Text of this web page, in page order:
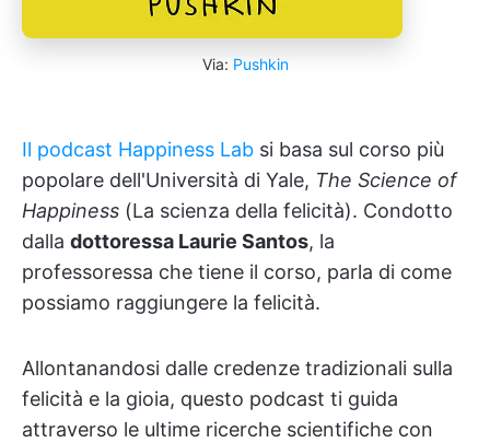
Via: Pushkin
Il podcast Happiness Lab si basa sul corso più
popolare dell'Università di Yale, The Science of
Happiness (La scienza della felicità). Condotto
dalla dottoressa Laurie Santos, la
professoressa che tiene il corso, parla di come
possiamo raggiungere la felicità.
Allontanandosi dalle credenze tradizionali sulla
felicità e la gioia, questo podcast ti guida
attraverso le ultime ricerche scientifiche con